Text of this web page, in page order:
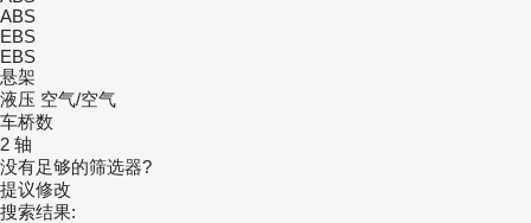
ABS
EBS
EBS
悬架
液压 空气/空气
车桥数
2 轴
没有足够的筛选器?
提议修改
搜索结果: